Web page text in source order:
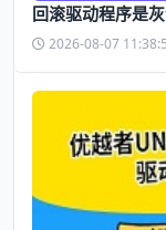
回滚驱动程序是
2026-08-07